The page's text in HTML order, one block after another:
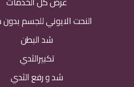
النحت الايوني للجسم بدون
شد البطن
تكبيرالثدي
شد و رفع الثدي